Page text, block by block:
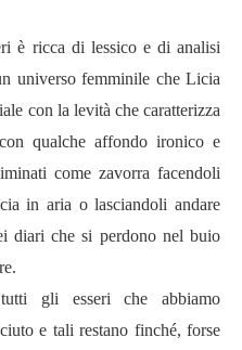
è ricca di lessico e di analisi
universo femminile che Licia
con la levità che caratterizza
qualche affondo ironico e
come zavorra facendoli
in aria o lasciandoli andare
diari che si perdono nel buio
gli esseri che abbiamo
e tali restano finché, forse